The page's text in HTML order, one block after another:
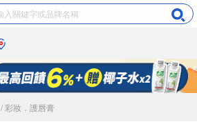
/ 彩妝．護唇膏